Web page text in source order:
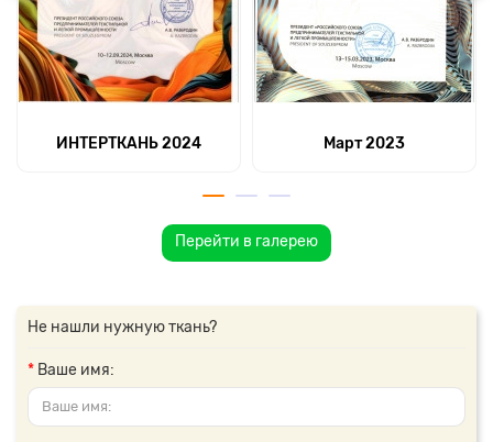
ИНТЕРТКАНЬ 2024 Март 2023
Перейти в галерею
Не нашли нужную ткань?
Ваше имя: